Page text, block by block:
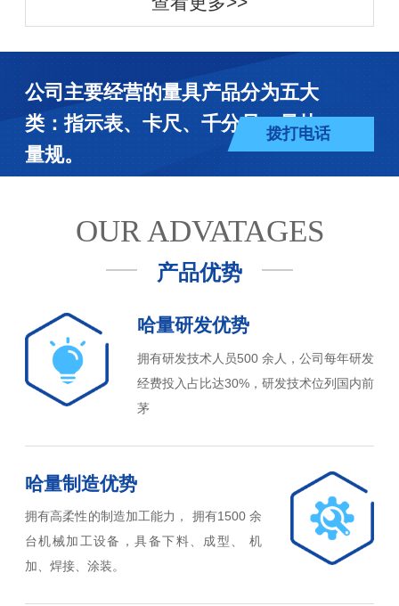
公司主要经营的量具产品分为五大
类：指示表、卡尺、千分尺、量块、
量规。
拨打电话
OUR ADVATAGES
产品优势
哈量研发优势
拥有研发技术人员500 余人，公司每年研发
经费投入占比达30%，研发技术位列国内前
茅
哈量制造优势
拥有高柔性的制造加工能力， 拥有1500 余
台机械加工设备，具备下料、成型、 机
加、焊接、涂装。